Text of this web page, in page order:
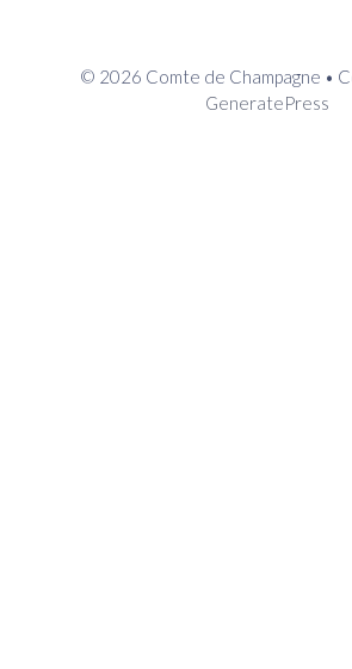
© 2026 Comte de Champagne •
GeneratePress